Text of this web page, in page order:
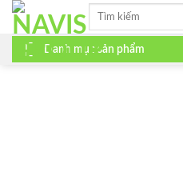
Bỏ
qua
Tìm
Danh mục sản phẩm